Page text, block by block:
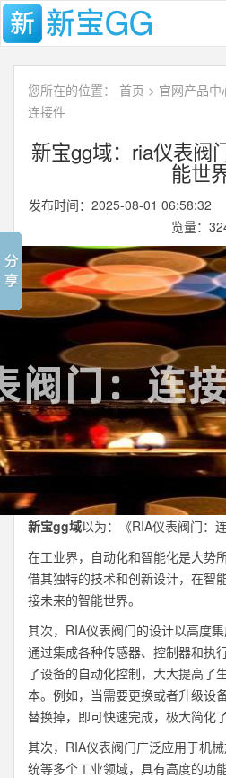
您所在的位置： 首页 > 官网产品中
连接件
新宝gg域：ria仪表阀
能世
发布时间：2025-08-01
览量：
新宝gg域以为：《RIA仪表阀门：
在工业界，自动化和智能化是大势
借其独特的技术和创新设计，在智
接未来的智能世界。
其次，RIA仪表阀门的设计以高度
通过集成各种传感器、控制器和执
了设备的自动化控制，大大提高了
本。例如，当需要更换或者升级设
替换掉，即可快速完成，极大简化
其次，RIA仪表阀门广泛应用于机
统等多个工业领域，具有高度的功